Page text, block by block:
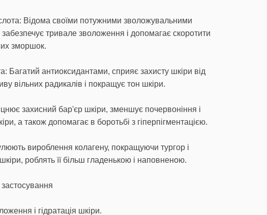
Відома своїми потужними зволожувальними
тривале зволоження і допомагає скоротити
зморшок.
Багатий антиоксидантами, сприяє захисту шкіри від
вільних радикалів і покращує тон шкіри.
захисний бар'єр шкіри, зменшує почервоніння і
а також допомагає в боротьбі з гіперпігментацією.
вироблення колагену, покращуючи тургор і
роблять її більш гладенькою і наповненою.
застосування
і гідратація шкіри.